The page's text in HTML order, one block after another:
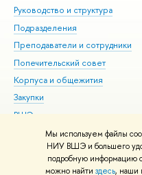
Мы используем файлы
НИУ ВШЭ и большего
подробную информацию
можно найти здесь, наши
Руководство и структура
Подразделения
Преподаватели и сотрудники
Попечительский совет
Корпуса и общежития
Закупки
ВШЭ для студентов с
здоровья и инвалидностью
Версия для слабовидящих
Единая платежная страница